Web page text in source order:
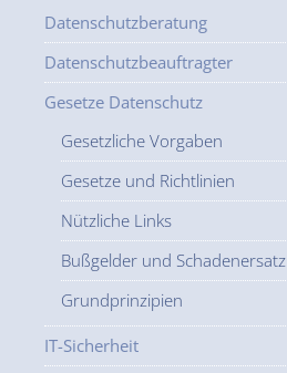
Datenschutzberatung
Datenschutzbeauftragter
Gesetze Datenschutz
Gesetzliche Vorgaben
Gesetze und Richtlinien
Nützliche Links
Bußgelder und Schadenersatz
Grundprinzipien
IT-Sicherheit